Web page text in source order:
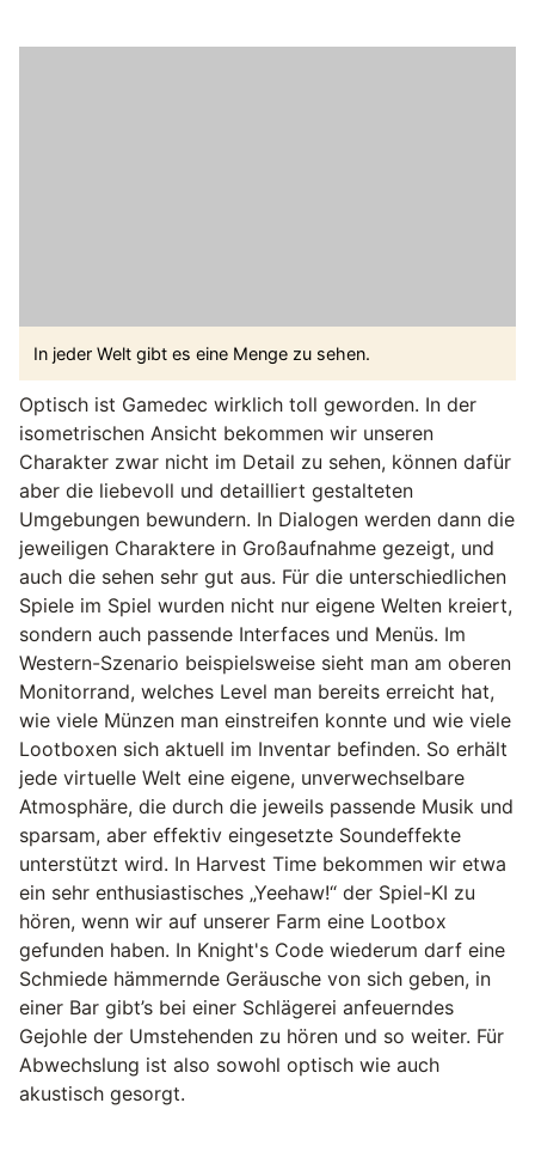
In jeder Welt gibt es eine Menge zu sehen.
Optisch ist Gamedec wirklich toll geworden. In der
isometrischen Ansicht bekommen wir unseren
Charakter zwar nicht im Detail zu sehen, können dafür
aber die liebevoll und detailliert gestalteten
Umgebungen bewundern. In Dialogen werden dann die
jeweiligen Charaktere in Großaufnahme gezeigt, und
auch die sehen sehr gut aus. Für die unterschiedlichen
Spiele im Spiel wurden nicht nur eigene Welten kreiert,
sondern auch passende Interfaces und Menüs. Im
Western-Szenario beispielsweise sieht man am oberen
Monitorrand, welches Level man bereits erreicht hat,
wie viele Münzen man einstreifen konnte und wie viele
Lootboxen sich aktuell im Inventar befinden. So erhält
jede virtuelle Welt eine eigene, unverwechselbare
Atmosphäre, die durch die jeweils passende Musik und
sparsam, aber effektiv eingesetzte Soundeffekte
unterstützt wird. In Harvest Time bekommen wir etwa
ein sehr enthusiastisches „Yeehaw!“ der Spiel-KI zu
hören, wenn wir auf unserer Farm eine Lootbox
gefunden haben. In Knight's Code wiederum darf eine
Schmiede hämmernde Geräusche von sich geben, in
einer Bar gibt’s bei einer Schlägerei anfeuerndes
Gejohle der Umstehenden zu hören und so weiter. Für
Abwechslung ist also sowohl optisch wie auch
akustisch gesorgt.